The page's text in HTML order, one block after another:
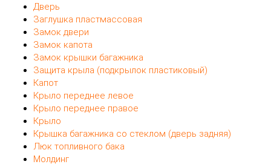
Дверь
Заглушка пластмассовая
Замок двери
Замок капота
Замок крышки багажника
Защита крыла (подкрылок пластиковый)
Капот
Крыло переднее левое
Крыло переднее правое
Крыло
Крышка багажника со стеклом (дверь задняя)
Люк топливного бака
Молдинг